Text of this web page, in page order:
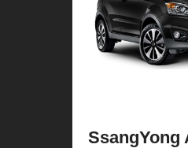
SsangYong